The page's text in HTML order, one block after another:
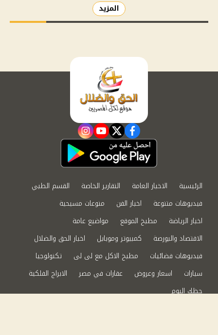
المزيد
facebook
twitter
youtube
instagram
الرئيسية الاخبار العامة التقارير الخاصة
القسم الطبي
فيديوهات متنوعة
اخبار الفن
منوعات مسيحية
اخبار الرياضة
مطبخ الموقع
مواضيع عامة
الاقتصاد والبورصة
كمبيوتر وموبايل
اخبار الحق والضلال
فيديوهات فضائيات
مطبخ الاكل مع لى لى
تكنولوجيا
سيارات
اسعار وعروض عقارات في مصر
الابراج الفلكية
حظك اليوم